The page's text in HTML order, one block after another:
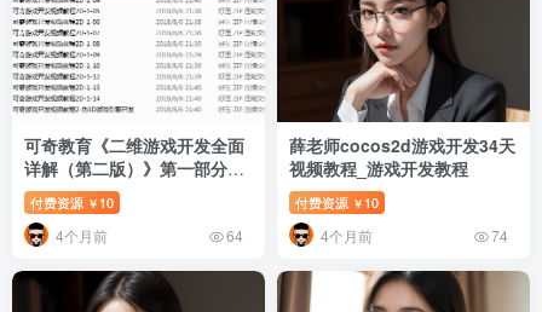
可奇教育《二维游戏开发全面
详解（第二版）》第一部分_
游戏开发教程
付费资源 ￥ 10
4个月前 64
薛老师cocos2d游戏开发34天
视频教程_游戏开发教程
付费资源 ￥ 10
4个月前 74